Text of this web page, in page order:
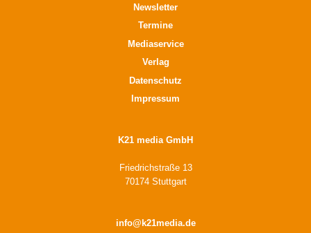
Newsletter
Termine
Mediaservice
Verlag
Datenschutz
Impressum
K21 media GmbH
Friedrichstraße 13
70174 Stuttgart
info@k21media.de